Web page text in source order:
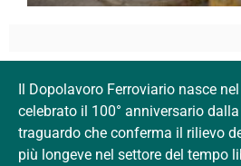
Il Dopolavoro Ferroviario nasce
celebrato il 100° anniversario
traguardo che conferma il rilievo
più longeve nel settore del tempo